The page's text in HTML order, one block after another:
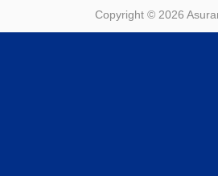
Copyright © 2026